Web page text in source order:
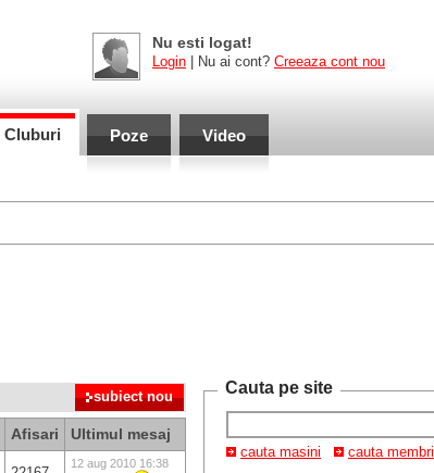
Nu esti logat!
Login | Nu ai cont? Creeaza cont nou
Cluburi Poze Video
Cauta pe site
cauta masini cauta membri
Afisari
Ultimul mesaj
12 aug 2010 16:38